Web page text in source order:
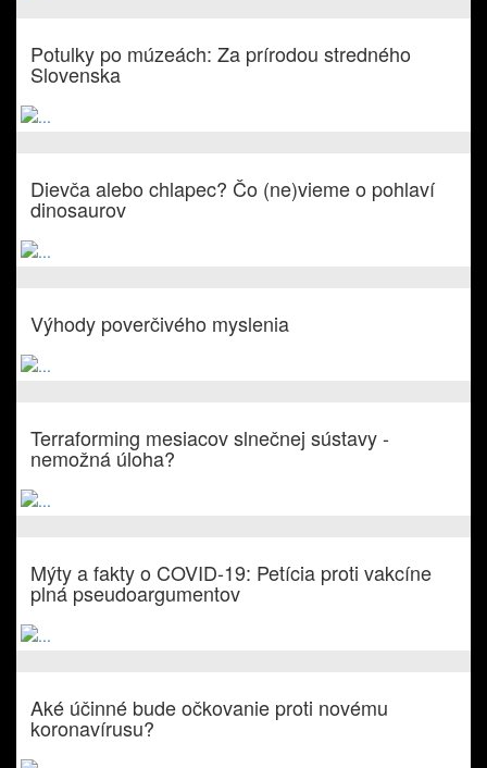
Potulky po múzeách: Za prírodou stredného
Slovenska
Dievča alebo chlapec? Čo (ne)vieme o pohlaví
dinosaurov
Výhody poverčivého myslenia
Terraforming mesiacov slnečnej sústavy -
nemožná úloha?
Mýty a fakty o COVID-19: Petícia proti vakcíne
plná pseudoargumentov
Aké účinné bude očkovanie proti novému
koronavírusu?